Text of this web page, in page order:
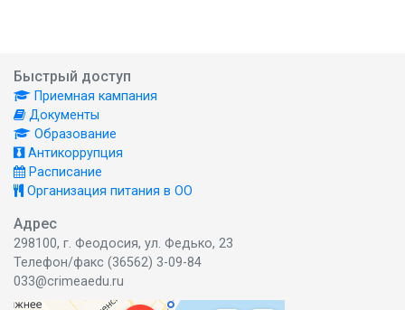
Быстрый доступ
Приемная кампания
Документы
Образование
Антикоррупция
Расписание
Организация питания в ОО
Адрес
298100, г. Феодосия, ул. Федько, 23
Телефон/факс (36562) 3-09-84
033@crimeaedu.ru